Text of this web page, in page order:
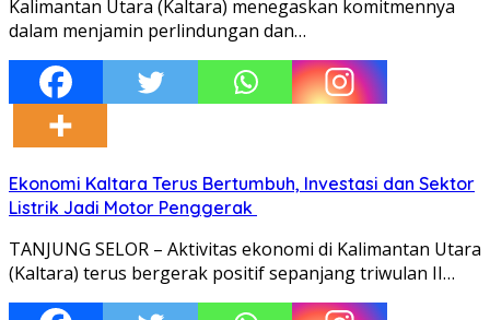
Kalimantan Utara (Kaltara) menegaskan komitmennya
dalam menjamin perlindungan dan…
Ekonomi Kaltara Terus Bertumbuh, Investasi dan Sektor
Listrik Jadi Motor Penggerak
TANJUNG SELOR – Aktivitas ekonomi di Kalimantan Utara
(Kaltara) terus bergerak positif sepanjang triwulan II…